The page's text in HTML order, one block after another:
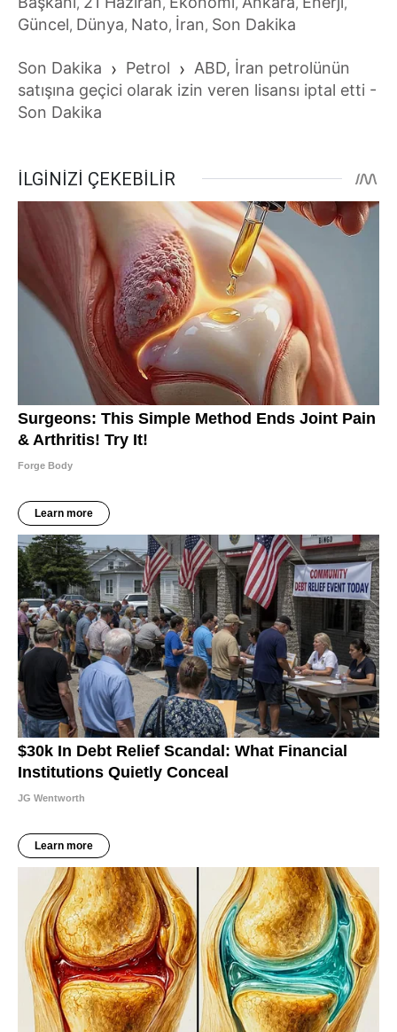
Güncel, Dünya, Nato, İran, Son Dakika
Son Dakika › Petrol › ABD, İran petrolünün
satışına geçici olarak izin veren lisansı iptal etti -
Son Dakika